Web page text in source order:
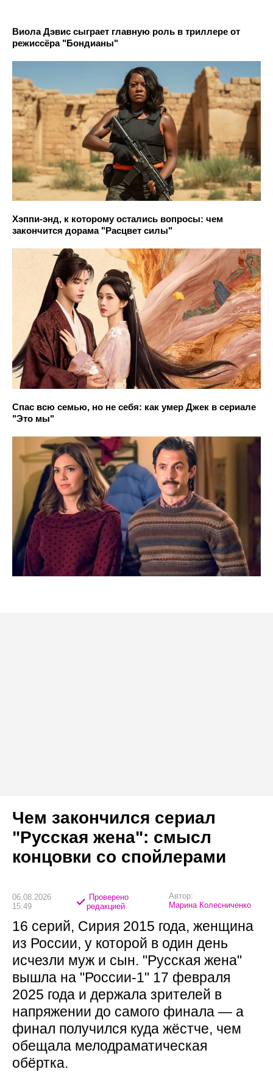
Виола Дэвис сыграет главную роль в триллере от
режиссёра "Бондианы"
Хэппи-энд, к которому остались вопросы: чем
закончится дорама "Расцвет силы"
Спас всю семью, но не себя: как умер Джек в сериале
"Это мы"
Чем закончился сериал
"Русская жена": смысл
концовки со спойлерами
06.08.2026
15:49
Проверено
редакцией
Автор:
Марина Колесниченко
16 серий, Сирия 2015 года, женщина
из России, у которой в один день
исчезли муж и сын. "Русская жена"
вышла на "России-1" 17 февраля
2025 года и держала зрителей в
напряжении до самого финала — а
финал получился куда жёстче, чем
обещала мелодраматическая
обёртка.